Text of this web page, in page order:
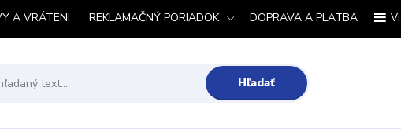
A VRÁTENI REKLAMAČNÝ PORIADOK DOPRAVA A PLATBA
Hľadať